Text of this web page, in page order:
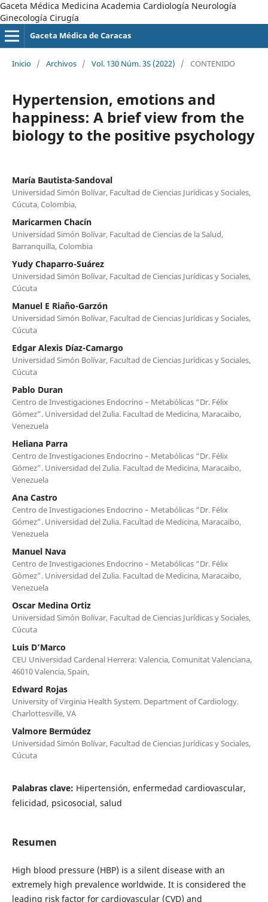
Gaceta Médica Medicina Academia Cardiología Neurología
Ginecología Cirugía
Gaceta Médica de Caracas
Inicio / Archivos / Vol. 130 Núm. 3S (2022) / CONTENIDO
Hypertension, emotions and
happiness: A brief view from the
biology to the positive psychology
María Bautista-Sandoval
Universidad Simón Bolívar, Facultad de Ciencias Jurídicas y Sociales,
Cúcuta, Colombia,
Maricarmen Chacín
Universidad Simón Bolívar, Facultad de Ciencias de la Salud,
Barranquilla, Colombia
Yudy Chaparro-Suárez
Universidad Simón Bolívar, Facultad de Ciencias Jurídicas y Sociales,
Cúcuta
Manuel E Riaño-Garzón
Universidad Simón Bolívar, Facultad de Ciencias Jurídicas y Sociales,
Cúcuta
Edgar Alexis Díaz-Camargo
Universidad Simón Bolívar, Facultad de Ciencias Jurídicas y Sociales,
Cúcuta
Pablo Duran
Centro de Investigaciones Endocrino – Metabólicas “Dr. Félix
Gómez”. Universidad del Zulia. Facultad de Medicina, Maracaibo,
Venezuela
Heliana Parra
Centro de Investigaciones Endocrino – Metabólicas “Dr. Félix
Gómez”. Universidad del Zulia. Facultad de Medicina, Maracaibo,
Venezuela
Ana Castro
Centro de Investigaciones Endocrino – Metabólicas “Dr. Félix
Gómez”. Universidad del Zulia. Facultad de Medicina, Maracaibo,
Venezuela
Manuel Nava
Centro de Investigaciones Endocrino – Metabólicas “Dr. Félix
Gómez”. Universidad del Zulia. Facultad de Medicina, Maracaibo,
Venezuela
Oscar Medina Ortiz
Universidad Simón Bolívar, Facultad de Ciencias Jurídicas y Sociales,
Cúcuta
Luis D’Marco
CEU Universidad Cardenal Herrera: Valencia, Comunitat Valenciana,
46010 Valencia, Spain,
Edward Rojas
University of Virginia Health System. Department of Cardiology.
Charlottesville, VA
Valmore Bermúdez
Universidad Simón Bolívar, Facultad de Ciencias Jurídicas y Sociales,
Cúcuta
Palabras clave: Hipertensión, enfermedad cardiovascular,
felicidad, psicosocial, salud
Resumen
High blood pressure (HBP) is a silent disease with an
extremely high prevalence worldwide. It is considered the
leading risk factor for cardiovascular (CVD) and